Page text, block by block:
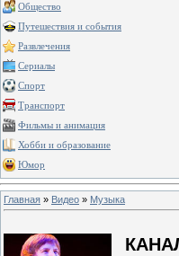
Общество
Путешествия и события
Развлечения
Сериалы
Спорт
Транспорт
Фильмы и анимация
Хобби и образование
Юмор
Главная » Видео » Музыка